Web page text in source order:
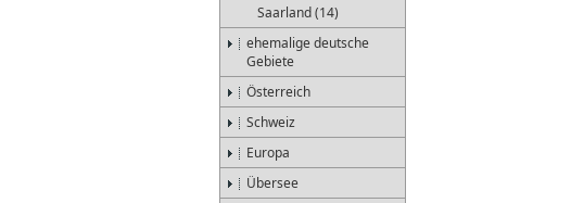
Saarland (14)
ehemalige deutsche
Gebiete
Österreich
Schweiz
Europa
Übersee